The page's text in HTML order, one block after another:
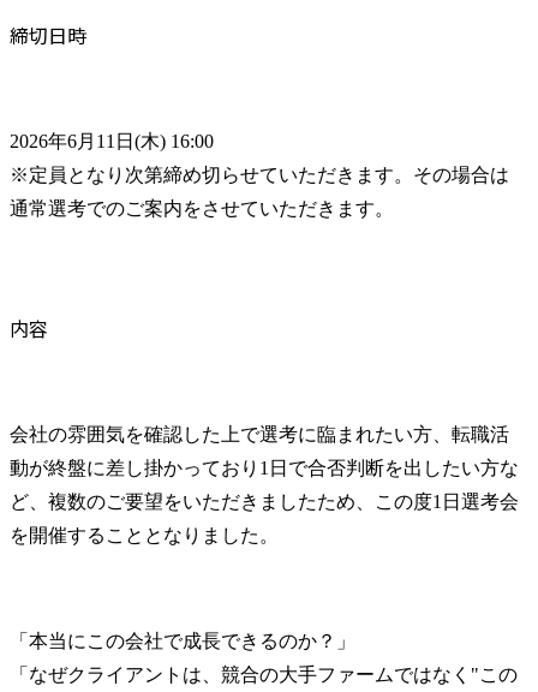
締切日時
2026年6月11日(木) 16:00
※定員となり次第締め切らせていただきます。その場合は
通常選考でのご案内をさせていただきます。
内容
会社の雰囲気を確認した上で選考に臨まれたい方、転職活
動が終盤に差し掛かっており1日で合否判断を出したい方な
ど、複数のご要望をいただきましたため、この度1日選考会
を開催することとなりました。
「本当にこの会社で成長できるのか？」
「なぜクライアントは、競合の大手ファームではなく"この